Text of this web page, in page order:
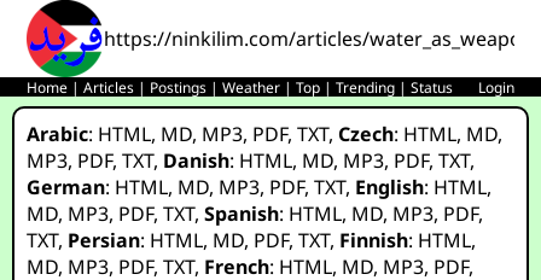
https://ninkilim.com/articles/
Home |Articles | Postings |Weather |Top |Trending |Status Login
Arabic: HTML, MD, MP3, PDF,TXT,Czech: HTML, MD,
MP3, PDF,TXT, Danish: HTML, MD, MP3, PDF,TXT,
German: HTML, MD, MP3, PDF,TXT, English: HTML,
MD, MP3, PDF,TXT,Spanish: HTML, MD, MP3, PDF,
TXT, Persian: HTML, MD, PDF,TXT, Finnish: HTML,
MD, MP3, PDF,TXT, French: HTML, MD, MP3, PDF,